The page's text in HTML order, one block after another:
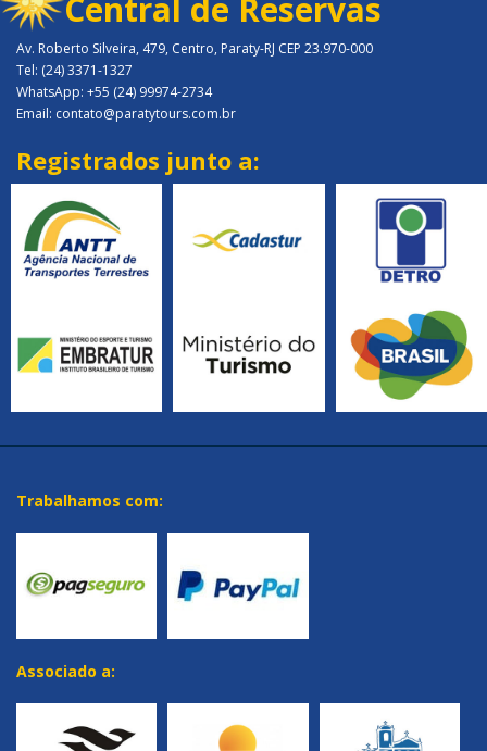
Central de Reservas
Av. Roberto Silveira, 479, Centro, Paraty-RJ CEP 23.970-000
Tel: (24) 3371-1327
WhatsApp: +55 (24) 99974-2734
Email: contato@paratytours.com.br
Registrados junto a:
Trabalhamos com:
Associado a: